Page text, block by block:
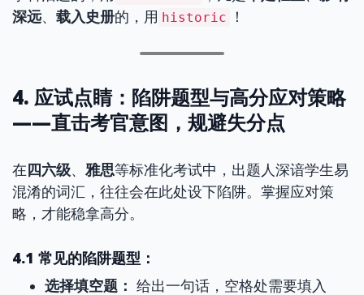
深远、 载入史册的，用 historic ！
4. 应试点睛：陷阱题型与高分应对策略
——直击考官意图，规避失分点
在 四六级、 雅思等标准化考试中，出题人深谙学生易
混淆的词汇，往往会在此处设下陷阱。掌握应对策
略，才能稳拿高分。
4.1 常见的陷阱题型：
选择填空题： 给出一句话，空格处需要填入